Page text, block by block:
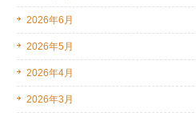
2026年6月
2026年5月
2026年4月
2026年3月